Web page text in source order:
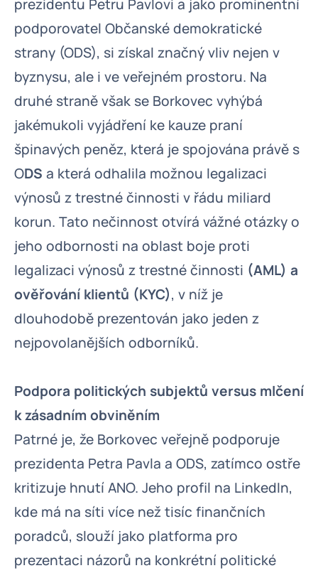
prezidentu Petru Pavlovi a jako prominentní
podporovatel Občanské demokratické
strany (ODS), si získal značný vliv nejen v
byznysu, ale i ve veřejném prostoru. Na
druhé straně však se Borkovec vyhýbá
jakémukoli vyjádření ke kauze praní
špinavých peněz, která je spojována právě s
ODS a která odhalila možnou legalizaci
výnosů z trestné činnosti v řádu miliard
korun. Tato nečinnost otvírá vážné otázky o
jeho odbornosti na oblast boje proti
legalizaci výnosů z trestné činnosti (AML) a
ověřování klientů (KYC), v níž je
dlouhodobě prezentován jako jeden z
nejpovolanějších odborníků.
Podpora politických subjektů versus mlčení
k zásadním obviněním
Patrné je, že Borkovec veřejně podporuje
prezidenta Petra Pavla a ODS, zatímco ostře
kritizuje hnutí ANO. Jeho profil na LinkedIn,
kde má na síti více než tisíc finančních
poradců, slouží jako platforma pro
prezentaci názorů na konkrétní politické